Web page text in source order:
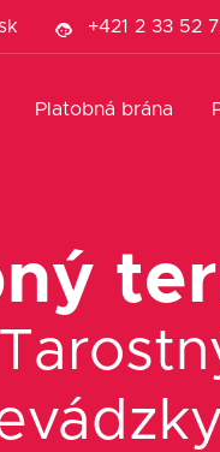
+421 2 33 52
Platobná brána